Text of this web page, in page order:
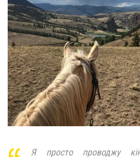
Я просто проводжу